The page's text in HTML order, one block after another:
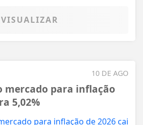
VISUALIZAR
10 DE AGO
mercado para inflação
5,02%